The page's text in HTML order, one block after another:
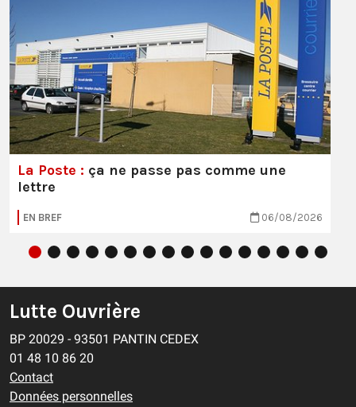
La Poste : ça ne passe pas comme une
lettre
EN BREF 06/08/2026
Lutte Ouvrière
BP 20029 - 93501 PANTIN CEDEX
01 48 10 86 20
Contact
Données personnelles